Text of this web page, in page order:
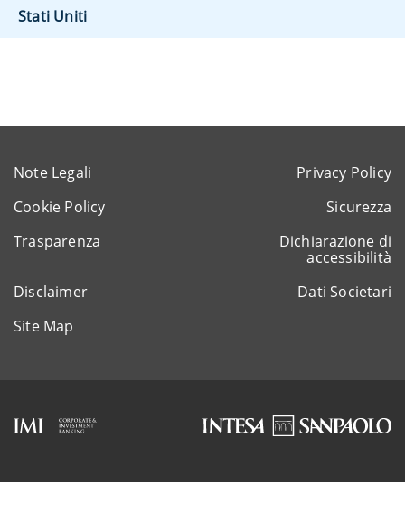
Stati Uniti
Note Legali
Privacy Policy
Cookie Policy
Sicurezza
Trasparenza
Dichiarazione di
accessibilità
Disclaimer
Dati Societari
Site Map